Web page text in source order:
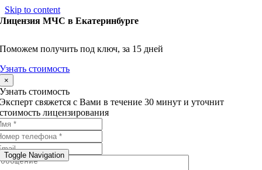
Skip to content
Toggle Navigation
Лицензия МЧС в Екатеринбурге
Поможем получить под ключ, за 15 дней
Узнать стоимость
×
Узнать стоимость
Эксперт свяжется с Вами в течение 30 минут и уточнит
стоимость лицензирования